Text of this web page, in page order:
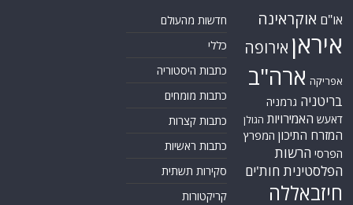
או"ם אוקראינה
איראן אירופה
אפריקה ארה"ב
בריטניה גרמניה
דאעש האמירויות הגולן
המזרח התיכון המפרץ
הפרסי הרשות
הפלסטינית חות'ים
חיזבאללה
חדשות מהעולם
כללי
כתבות היסטוריה
כתבות מומחים
כתבות קצרות
כתבות ראשיות
סקירות תשתית
קריקטורות